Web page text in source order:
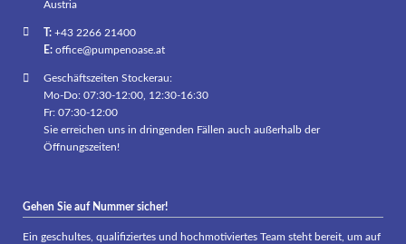
Austria
T:+43 2266 21400
E: office@pumpenoase.at
Geschäftszeiten Stockerau:
Mo-Do: 07:30-12:00, 12:30-16:30
Fr: 07:30-12:00
Sie erreichen uns in dringenden Fällen auch außerhalb der
Öffnungszeiten!
Gehen Sie auf Nummer sicher!
Ein geschultes, qualifiziertes und hochmotiviertes Team steht bereit, um auf